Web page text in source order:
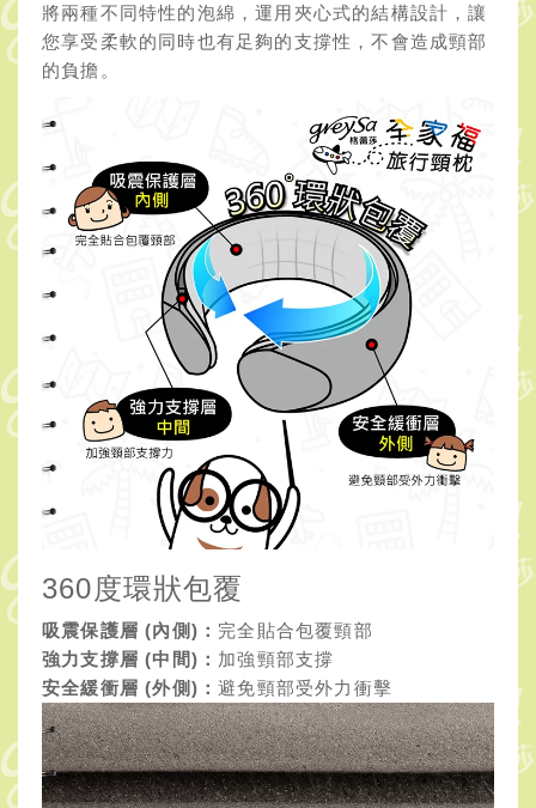
將兩種不同特性的泡綿，運用夾心式的結構設計，讓
您享受柔軟的同時也有足夠的支撐性，不會造成頸部
的負擔。
360度環狀包覆
吸震保護層 (內側)： 完全貼合包覆頸部
強力支撐層 (中間)： 加強頸部支撐
安全緩衝層 (外側)：避免頸部受外力衝擊